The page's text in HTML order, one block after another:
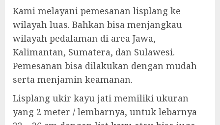
Kami melayani pemesanan lisplang ke
wilayah luas. Bahkan bisa menjangkau
wilayah pedalaman di area Jawa,
Kalimantan, Sumatera, dan Sulawesi.
Pemesanan bisa dilakukan dengan mudah
serta menjamin keamanan.
Lisplang ukir kayu jati memiliki ukuran
yang 2 meter / lembarnya, untuk lebarnya